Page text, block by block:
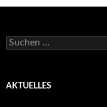
Suchen
nach:
AKTUELLES